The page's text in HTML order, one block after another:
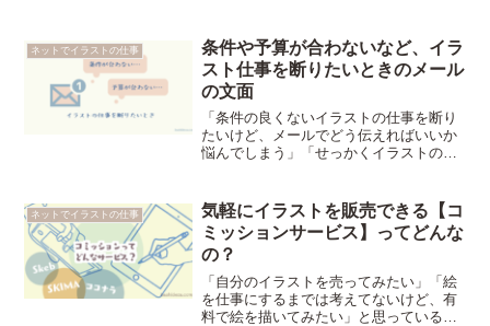
するときに私がやったことは、ポートフ
ォリオを作る・スキルやスケジュールを
明記・クラウドソーシング併用です】と
いう記事。
ネットでイラストの仕事
条件や予算が合わないなど、イラ
スト仕事を断りたいときのメール
の文面
「条件の良くないイラストの仕事を断り
たいけど、メールでどう伝えればいいか
悩んでしまう」「せっかくイラストの仕
ない……印象を悪くせず断りたい」とい
う人向け、【誠実に正直にお断りするた
めのメールの文面】についての記事。
ネットでイラストの仕事
気軽にイラストを販売できる【コ
ミッションサービス】ってどんな
の？
「自分のイラストを売ってみたい」「絵
を仕事にするまでは考えてないけど、有
料で絵を描いてみたい」と思っている人